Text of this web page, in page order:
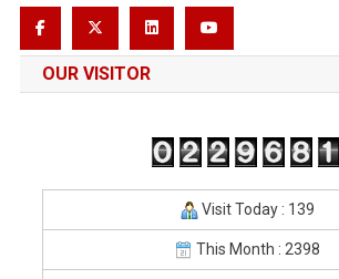
OUR VISITOR
Visit Today : 139
This Month : 2398